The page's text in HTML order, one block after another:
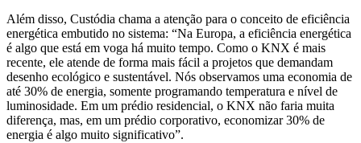
Além disso, Custódia chama a atenção para o conceito de eficiência
energética embutido no sistema: “Na Europa, a eficiência energética
é algo que está em voga há muito tempo. Como o KNX é mais
recente, ele atende de forma mais fácil a projetos que demandam
desenho ecológico e sustentável. Nós observamos uma economia de
até 30% de energia, somente programando temperatura e nível de
luminosidade. Em um prédio residencial, o KNX não faria muita
diferença, mas, em um prédio corporativo, economizar 30% de
energia é algo muito significativo”.